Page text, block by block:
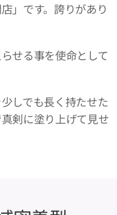
」です。誇りがあり
せる事を使命として
しでも長く持たせた
剣に塗り上げて見せ